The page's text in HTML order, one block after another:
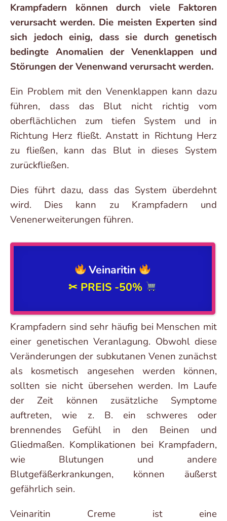
Krampfadern können durch viele Faktoren
verursacht werden. Die meisten Experten sind
sich jedoch einig, dass sie durch genetisch
bedingte Anomalien der Venenklappen und
Störungen der Venenwand verursacht werden.
Ein Problem mit den Venenklappen kann dazu
führen, dass das Blut nicht richtig vom
oberflächlichen zum tiefen System und in
Richtung Herz fließt. Anstatt in Richtung Herz
zu fließen, kann das Blut in dieses System
zurückfließen.
Dies führt dazu, dass das System überdehnt
wird. Dies kann zu Krampfadern und
Venenerweiterungen führen.
Veinaritin
✂ PREIS -50%
Krampfadern sind sehr häufig bei Menschen mit
einer genetischen Veranlagung. Obwohl diese
Veränderungen der subkutanen Venen zunächst
als kosmetisch angesehen werden können,
sollten sie nicht übersehen werden. Im Laufe
der Zeit können zusätzliche Symptome
auftreten, wie z. B. ein schweres oder
brennendes Gefühl in den Beinen und
Gliedmaßen. Komplikationen bei Krampfadern,
wie Blutungen und andere
Blutgefäßerkrankungen, können äußerst
gefährlich sein.
Veinaritin Creme ist eine